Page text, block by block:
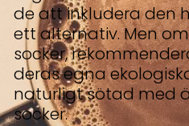
de att inkludera den
ett alternativ. Men
socker,
deras egna
naturligt sötad med
socker.